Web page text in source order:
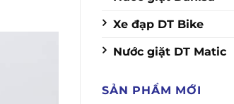
Xe đạp DT Bike
Nước giặt DT Matic
SẢN PHẨM MỚI